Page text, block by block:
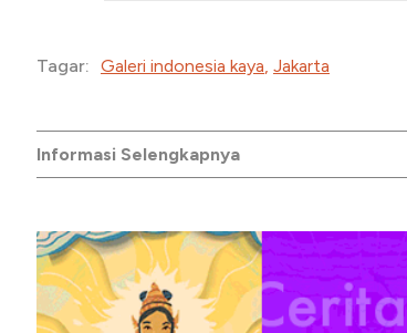
Tagar: Galeri indonesia kaya Jakarta
Informasi Selengkapnya